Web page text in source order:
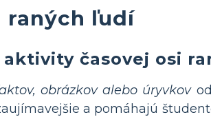
raných ľudí
časovej osi
obrázkov alebo úryvkovod
a pomáhajú